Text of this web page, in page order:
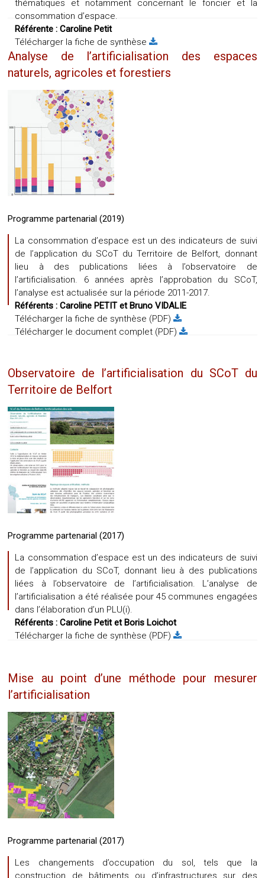
thématiques et notamment concernant le foncier et la
consommation d’espace.
Référente :Caroline Petit
Télécharger la fiche de synthèse
Analyse de l’artificialisation des espaces
naturels, agricoles et forestiers
Programme partenarial (2019)
La consommation d’espace est un des indicateurs de suivi
de l’application du SCoT du Territoire de Belfort, donnant
lieu à des publications liées à l’observatoire de
l’artificialisation. 6 années après l’approbation du SCoT,
l’analyse est actualisée sur la période 2011-2017.
Référents :Caroline PETITetBruno VIDALIE
Télécharger la fiche de synthèse (PDF)
Télécharger le document complet (PDF)
Observatoire de l’artificialisation du SCoT du
Territoire de Belfort
Programme partenarial (2017)
La consommation d’espace est un des indicateurs de suivi
de l’application du SCoT, donnant lieu à des publications
liées à l’observatoire de l’artificialisation. L’analyse de
l’artificialisation a été réalisée pour 45 communes engagées
dans l’élaboration d’un PLU(i).
Référents :Caroline Petit et Boris Loichot
Télécharger la fiche de synthèse (PDF)
Mise au point d’une méthode pour mesurer
l’artificialisation
Programme partenarial (2017)
Les changements d’occupation du sol, tels que la
construction de bâtiments ou d’infrastructures sur des